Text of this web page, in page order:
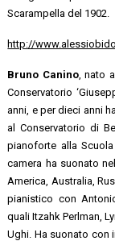
Scarampella del 1902.
http://
Bruno Canino, nato
Conservatorio
anni, e per dieci anni
al Conservatorio di
pianoforte alla
camera ha suonato
America, Australia,
pianistico con
quali Itzahk Perlman,
Ughi. Ha suonato con